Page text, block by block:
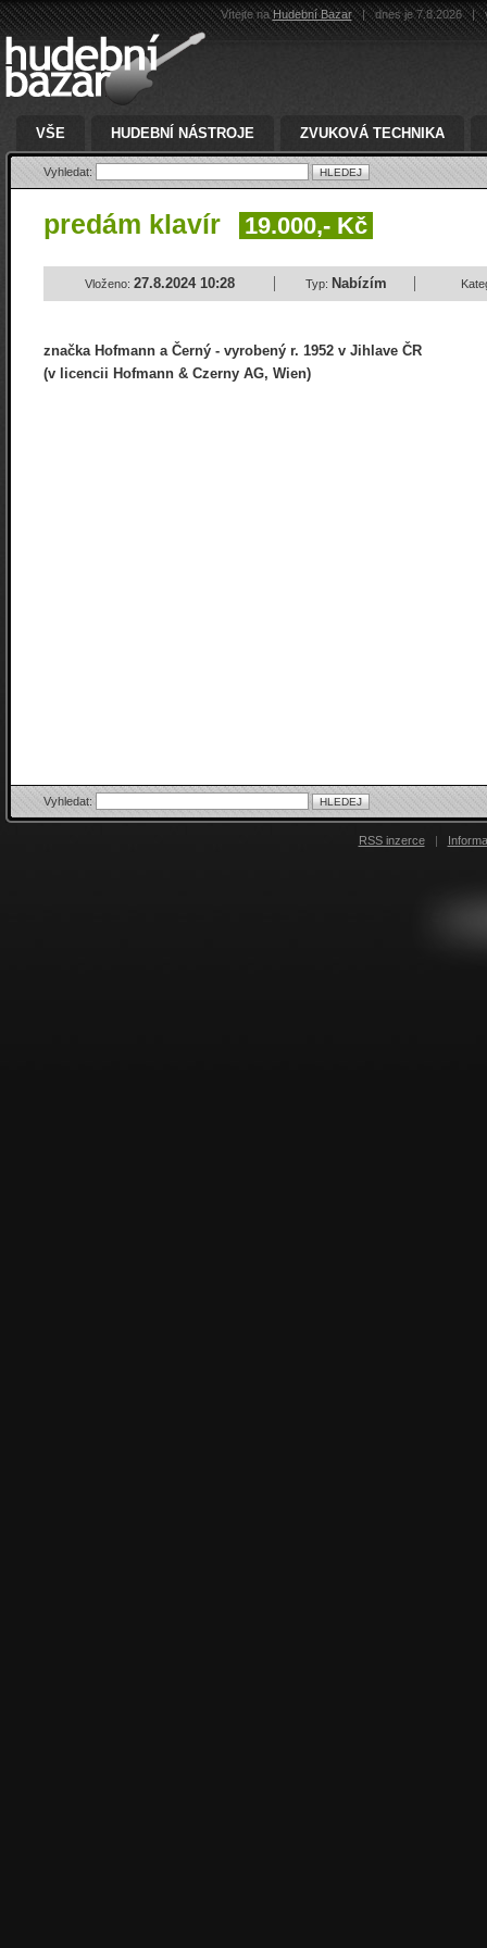
Vítejte naHudební Bazar | dnes je 7.8.2026 |
VŠE HUDEBNÍ NÁSTROJE ZVUKOVÁ TECHNIKA
Vyhledat:
predám klavír 19.000,- Kč
Vloženo: 27.8.2024 10:28 Typ: Nabízím
značka Hofmann a Černý - vyrobený r. 1952 v Jihlave ČR
(v licencii Hofmann & Czerny AG, Wien)
Vyhledat:
RSS inzerce |